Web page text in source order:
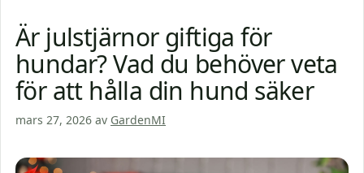
Är julstjärnor giftiga för
hundar? Vad du behöver veta
för att hålla din hund säker
mars 27, 2026 av GardenMI